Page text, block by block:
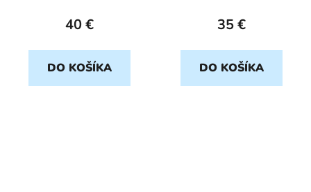
40 €
DO KOŠÍKA
35 €
DO KOŠÍKA